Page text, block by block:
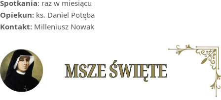
Spotkania: raz w miesiącu
Opiekun: ks. Daniel Potęba
Kontakt: Milleniusz Nowak